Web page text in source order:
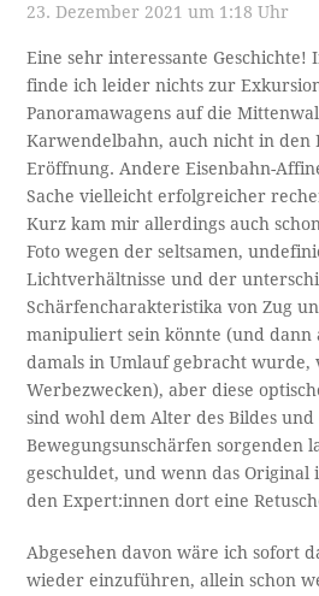
23. Dezember 2021 um 1:18 Uhr
Eine sehr interessante
finde ich leider nichts zur
Panoramawagens auf die
Karwendelbahn, auch nicht in den
Eröffnung. Andere Eisenbahn-
Sache vielleicht erfolgreicher
Kurz kam mir allerdings auch
Foto wegen der seltsamen,
Lichtverhältnisse und der
Schärfencharakteristika von Zug
manipuliert sein könnte (und dann
damals in Umlauf gebracht wurde,
Werbezwecken), aber diese
sind wohl dem Alter des Bildes
Bewegungsunschärfen sorgenden
geschuldet, und wenn das Original
den Expert:innen dort eine
Abgesehen davon wäre ich sofort
wieder einzuführen, allein schon